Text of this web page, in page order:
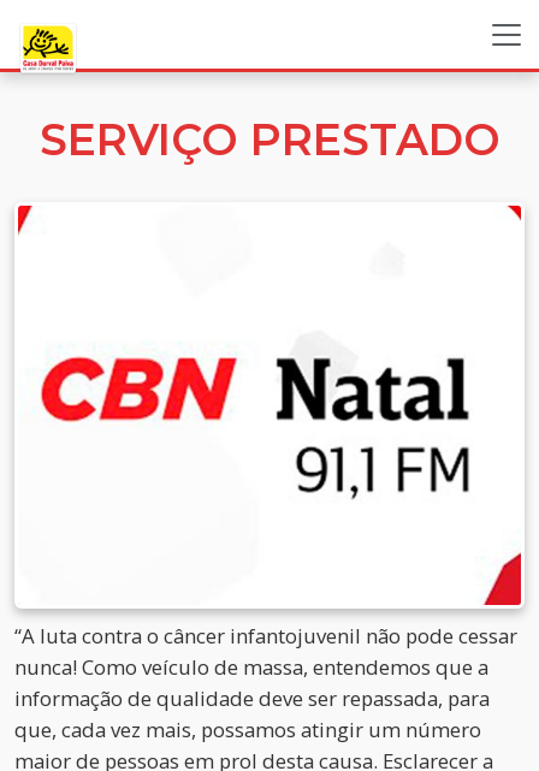
SERVIÇO PRESTADO
“A luta contra o câncer infantojuvenil não pode cessar
nunca! Como veículo de massa, entendemos que a
informação de qualidade deve ser repassada, para
que, cada vez mais, possamos atingir um número
maior de pessoas em prol desta causa. Esclarecer a